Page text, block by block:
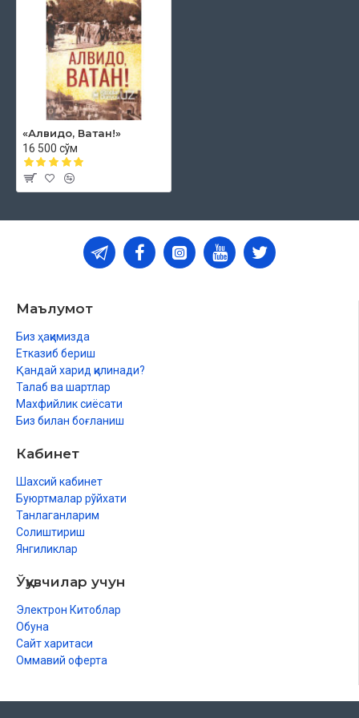
«Алвидо, Ватан!»
16 500 сўм
Маълумот
Биз ҳақимизда
Етказиб бериш
Қандай харид қилинади?
Талаб ва шартлар
Махфийлик сиёсати
Биз билан боғланиш
Кабинет
Шахсий кабинет
Буюртмалар рўйхати
Танлаганларим
Солиштириш
Янгиликлар
Ўқувчилар учун
Электрон Китоблар
Обуна
Сайт харитаси
Оммавий оферта